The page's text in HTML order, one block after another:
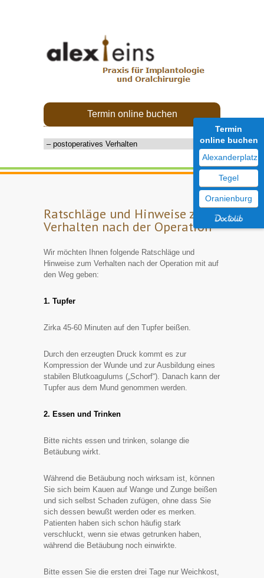
Termin online buchen
Ratschläge und Hinweise zum
Verhalten nach der Operation
Wir möchten Ihnen folgende Ratschläge und
Hinweise zum Verhalten nach der Operation mit auf
den Weg geben:
1. Tupfer
Zirka 45-60 Minuten auf den Tupfer beißen.
Durch den erzeugten Druck kommt es zur
Kompression der Wunde und zur Ausbildung eines
stabilen Blutkoagulums („Schorf“). Danach kann der
Tupfer aus dem Mund genommen werden.
2. Essen und Trinken
Bitte nichts essen und trinken, solange die
Betäubung wirkt.
Während die Betäubung noch wirksam ist, können
Sie sich beim Kauen auf Wange und Zunge beißen
und sich selbst Schaden zufügen, ohne dass Sie
sich dessen bewußt werden oder es merken.
Patienten haben sich schon häufig stark
verschluckt, wenn sie etwas getrunken haben,
während die Betäubung noch einwirkte.
Bitte essen Sie die ersten drei Tage nur Weichkost,
Termin
online buchen
Alexanderplatz
Tegel
Oranienburg